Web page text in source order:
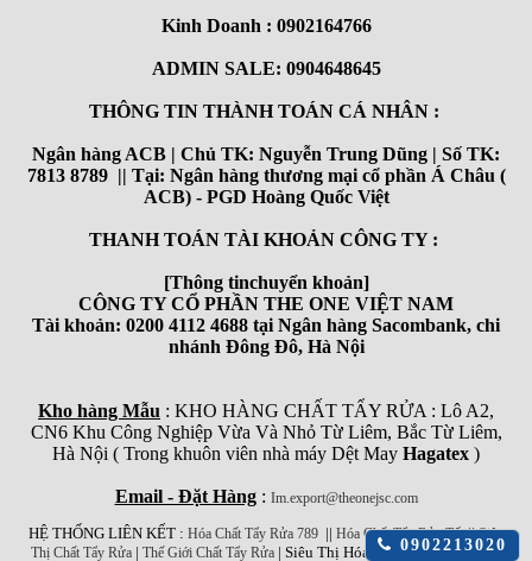
Click
0902213020
Kinh Doanh : 0902164766
ADMIN SALE: 0904648645
THÔNG TIN THÀNH TOÁN CÁ NHÂN :
Ngân hàng ACB | Chủ TK: Nguyễn Trung Dũng | Số TK:
7813 8789 || Tại: Ngân hàng thương mại cổ phần Á Châu (
ACB) - PGD Hoàng Quốc Việt
THANH TOÁN TÀI KHOẢN CÔNG TY :
[Thông tinchuyển khoản]
CÔNG TY CỔ PHẦN THE ONE VIỆT NAM
Tài khoản: 0200 4112 4688 tại Ngân hàng Sacombank, chi
nhánh Đông Đô, Hà Nội
Kho hàng Mẫu : KHO HÀNG CHẤT TẨY RỬA : Lô A2,
CN6 Khu Công Nghiệp Vừa Và Nhỏ Từ Liêm, Bắc Từ Liêm,
Hà Nội ( Trong khuôn viên nhà máy Dệt May Hagatex )
Email - Đặt Hàng: Im.export@theonejsc.com
HỆ THỐNG LIÊN KẾT : Hóa Chất Tẩy Rửa 789 || Hóa Chất Tẩy Rửa Tốt||Siêu
Thị Chất Tẩy Rửa | Thế Giới Chất Tẩy Rửa | Siêu Thị Hóa Chất Công Nghiệp